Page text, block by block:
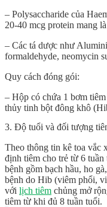
– Polysaccharide của
20-40 mcg protein mang
– Các tá dược như
formaldehyde, neomycin
Quy cách đóng gói:
– Hộp có chứa 1 bơm
thủy tinh bột đông khô
3. Độ tuổi và đối tượng
Theo thông tin kê toa vắc
định tiêm cho trẻ từ 6
bệnh gồm bạch hầu, ho
bệnh do Hib (viêm phổi,
với lịch tiêm chủng mở
tiêm từ khi đủ 8 tuần tuổi.